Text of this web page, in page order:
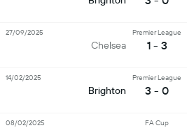
Chelsea
Premier League
1 - 3
27/09/2025
Brighton
Premier League
3 - 0
14/02/2025
FA Cup
08/02/2025